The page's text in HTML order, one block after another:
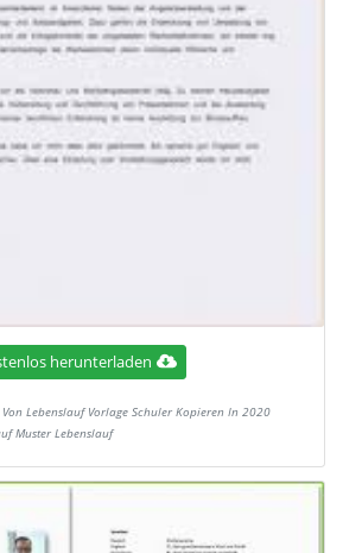
herunterladen
Lebenslauf Vorlage Schuler Kopieren In 2020
Muster Lebenslauf